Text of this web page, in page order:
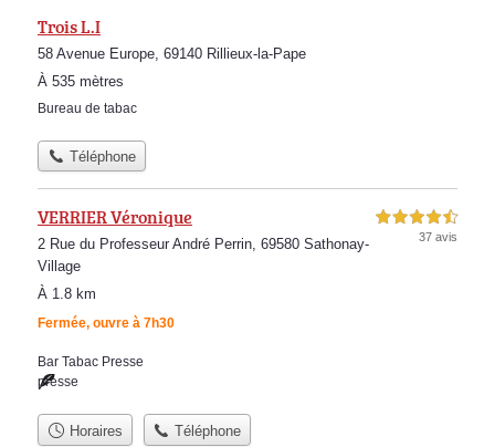
Trois L.I
58 Avenue Europe, 69140 Rillieux-la-Pape
À 535 mètres
Bureau de tabac
Téléphone
VERRIER Véronique
2 Rue du Professeur André Perrin, 69580 Sathonay-
Village
À 1.8 km
Fermée, ouvre à 7h30
4,5 étoiles sur 5
37 avis
Bar Tabac Presse
presse
Horaires Téléphone